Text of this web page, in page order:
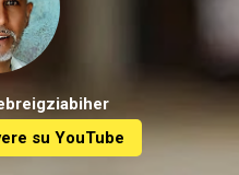
su YouTube